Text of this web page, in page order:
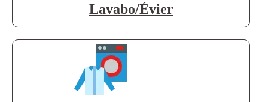
Lavabo/Évier